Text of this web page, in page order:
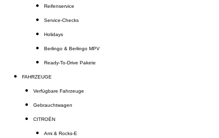
Reifenservice
Service-Checks
Holidays
Berlingo & Berlingo MPV
Ready-To-Drive Pakete
FAHRZEUGE
Verfügbare Fahrzeuge
Gebrauchtwagen
CITROËN
Ami & Rocks-E